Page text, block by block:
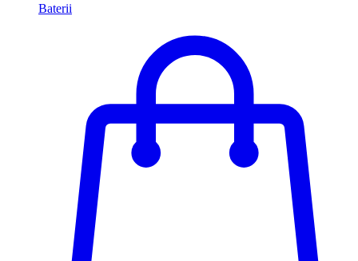
Baterii